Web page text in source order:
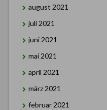
august 2021
juli 2021
juni 2021
mai 2021
april 2021
märz 2021
februar 2021